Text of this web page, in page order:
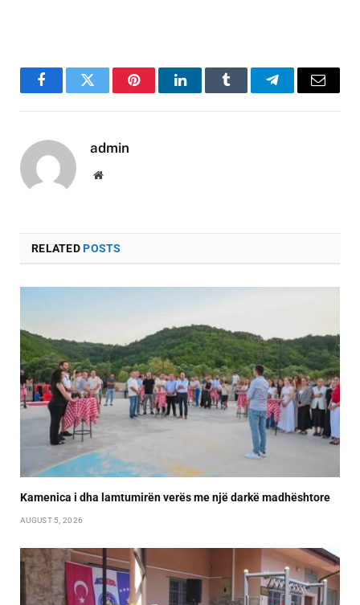
FacebookTwitter PinterestLinkedInTumblr TelegramEmail
admin
Website
RELATEDPOSTS
Kamenica i dha lamtumirën verës me një darkë madhështore
AUGUST 5, 2026